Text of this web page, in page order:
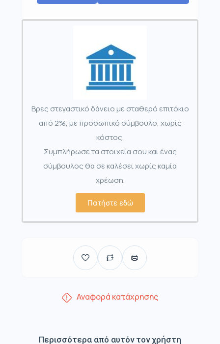
Βρες στεγαστικό δάνειο με σταθερό επιτόκιο
από 2%, με προσωπικό σύμβουλο, χωρίς
κόστος.
Συμπλήρωσε τα στοιχεία σου και ένας
σύμβουλος θα σε καλέσει χωρίς καμία
χρέωση.
Πατήστε εδώ
Αναφορά κατάχρησης
Περισσότερα από αυτόν τον χρήστη